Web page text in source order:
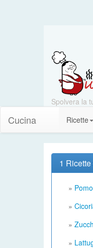
Spolvera la
Cucina Ricette
1
»
»
»
»